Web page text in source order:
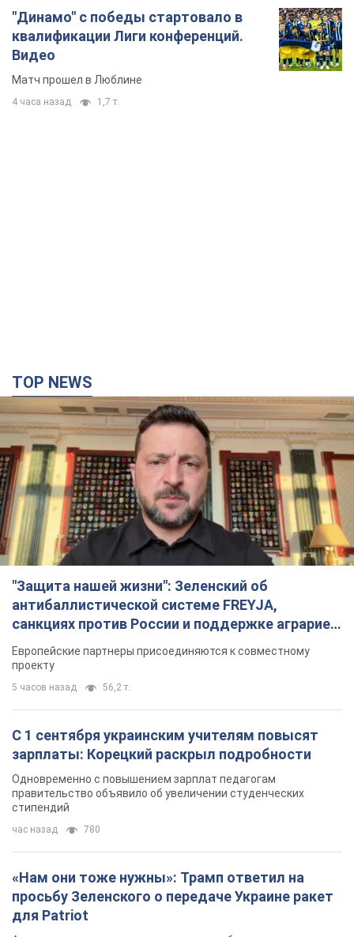
"Динамо" с победы стартовало в
квалификации Лиги конференций.
Видео
Матч прошел в Люблине
4 часа назад 1,7 т.
TOP NEWS
"Защита нашей жизни": Зеленский об
антибаллистической системе FREYJA,
санкциях против России и поддержке аграриев.
Видео
Европейские партнеры присоединяются к совместному
проекту
5 часов назад 56,2 т.
С 1 сентября украинским учителям повысят
зарплаты: Корецкий раскрыл подробности
Одновременно с повышением зарплат педагогам
правительство объявило об увеличении студенческих
стипендий
час назад 780
«Нам они тоже нужны»: Трамп ответил на
просьбу Зеленского о передаче Украине ракет
для Patriot